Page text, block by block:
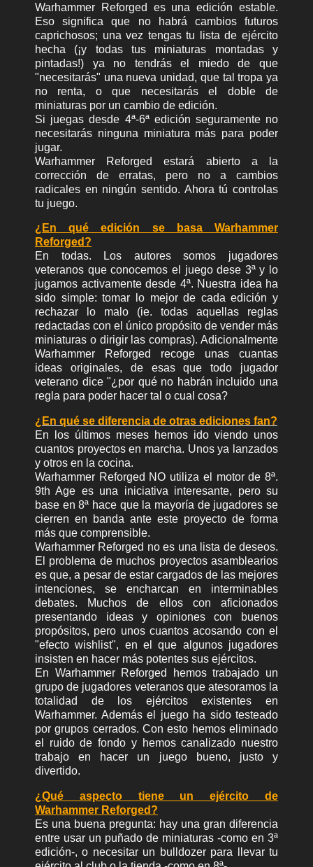
Warhammer Reforged es una edición estable.
Eso significa que no habrá cambios futuros
caprichosos; una vez tengas tu lista de ejército
hecha (¡y todas tus miniaturas montadas y
pintadas!) ya no tendrás el miedo de que
"necesitarás" una nueva unidad, que tal tropa ya
no renta, o que necesitarás el doble de
miniaturas por un cambio de edición.
Si juegas desde 4ª-6ª edición seguramente no
necesitarás ninguna miniatura más para poder
jugar.
Warhammer Reforged estará abierto a la
corrección de erratas, pero no a cambios
radicales en ningún sentido. Ahora tú controlas
tu juego.
¿En qué edición se basa Warhammer
Reforged?
En todas. Los autores somos jugadores
veteranos que conocemos el juego dese 3ª y lo
jugamos activamente desde 4ª. Nuestra idea ha
sido simple: tomar lo mejor de cada edición y
rechazar lo malo (ie. todas aquellas reglas
redactadas con el único propósito de vender más
miniaturas o dirigir las compras). Adicionalmente
Warhammer Reforged recoge unas cuantas
ideas originales, de esas que todo jugador
veterano dice "¿por qué no habrán incluido una
regla para poder hacer tal o cual cosa?
¿En qué se diferencia de otras ediciones fan?
En los últimos meses hemos ido viendo unos
cuantos proyectos en marcha. Unos ya lanzados
y otros en la cocina.
Warhammer Reforged NO utiliza el motor de 8ª.
9th Age es una iniciativa interesante, pero su
base en 8ª hace que la mayoría de jugadores se
cierren en banda ante este proyecto de forma
más que comprensible.
Warhammer Reforged no es una lista de deseos.
El problema de muchos proyectos asamblearios
es que, a pesar de estar cargados de las mejores
intenciones, se encharcan en interminables
debates. Muchos de ellos con aficionados
presentando ideas y opiniones con buenos
propósitos, pero unos cuantos acosando con el
"efecto wishlist", en el que algunos jugadores
insisten en hacer más potentes sus ejércitos.
En Warhammer Reforged hemos trabajado un
grupo de jugadores veteranos que atesoramos la
totalidad de los ejércitos existentes en
Warhammer. Además el juego ha sido testeado
por grupos cerrados. Con esto hemos eliminado
el ruido de fondo y hemos canalizado nuestro
trabajo en hacer un juego bueno, justo y
divertido.
¿Qué aspecto tiene un ejército de
Warhammer Reforged?
Es una buena pregunta: hay una gran diferencia
entre usar un puñado de miniaturas -como en 3ª
edición-, o necesitar un bulldozer para llevar tu